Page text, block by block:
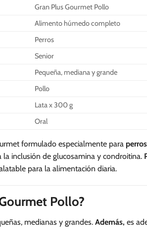
Gran Plus Gourmet Pollo
Alimento húmedo completo
Perros
Senior
Pequeña, mediana y grande
Pollo
Lata x 300 g
Oral
formulado especialmente para
inclusión de glucosamina y condroitina.
para la alimentación diaria.
Pollo?
medianas y grandes. Además, es